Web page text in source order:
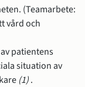
(Teamarbete:
vård och
patientens
situation av
(1).